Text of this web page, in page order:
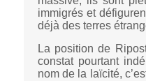
immigrés et
déjà des terres
La position de
constat pourtant
nom de la laïcité,